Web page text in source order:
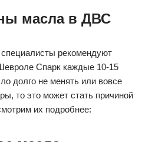
масла в ДВС
рекомендуют
Спарк каждые 10-15
долго не менять или вовсе
то это может стать причиной
их подробнее: